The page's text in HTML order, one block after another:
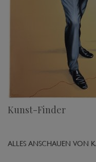
Kunst-Finder
ALLES ANSCHAUEN VON